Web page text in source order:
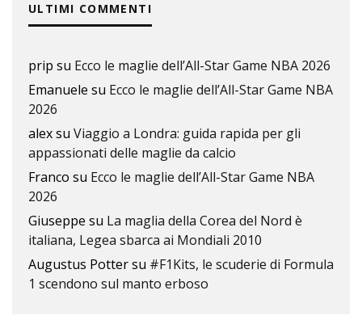
ULTIMI COMMENTI
prip su Ecco le maglie dell’All-Star Game NBA 2026
Emanuele su Ecco le maglie dell’All-Star Game NBA
2026
alexsu Viaggio a Londra: guida rapida per gli
appassionati delle maglie da calcio
Franco su Ecco le maglie dell’All-Star Game NBA
2026
Giuseppe su La maglia della Corea del Nord è
italiana, Legea sbarca ai Mondiali 2010
Augustus Pottersu #F1Kits, le scuderie di Formula
1 scendono sul manto erboso